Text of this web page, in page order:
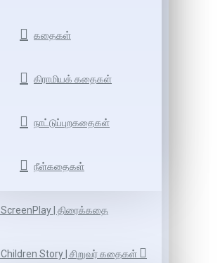
கதைகள்
கிராமியக் கதைகள்
நாட்டுப்புறகதைகள்
நீள்கதைகள்
ScreenPlay | திரைக்கதை
Children Story | சிறுவர் கதைகள்